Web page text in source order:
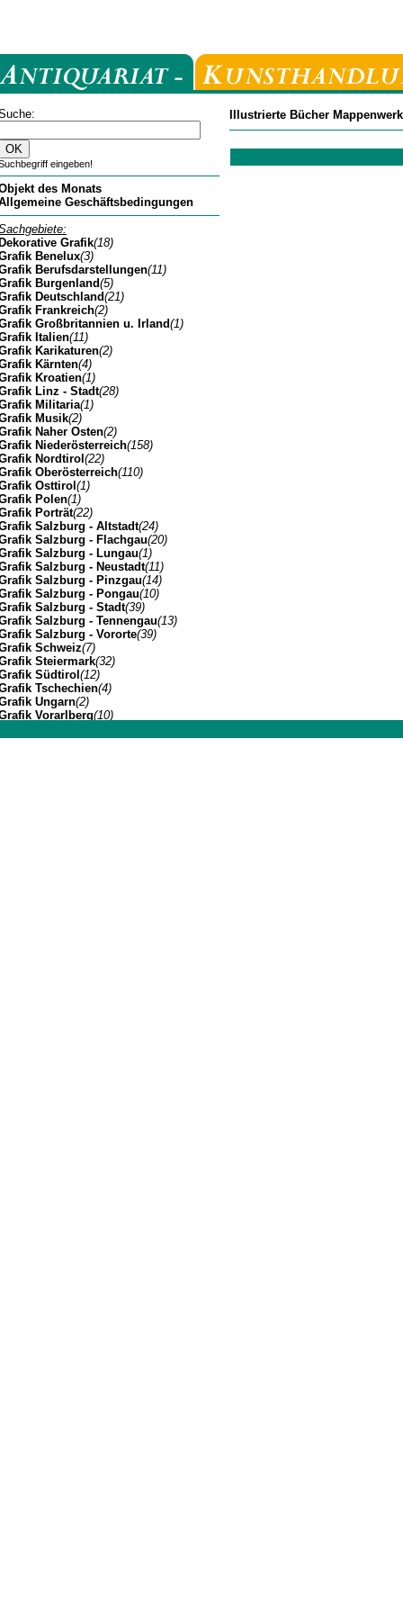
eingeben!
des Monats
Geschäftsbedingungen
Grafik(18)
Benelux(3)
Berufsdarstellungen(11)
Burgenland(5)
Deutschland(21)
Frankreich(2)
Großbritannien u. Irland(1)
Italien(11)
Karikaturen(2)
Kärnten(4)
Kroatien(1)
Linz - Stadt(28)
Militaria(1)
Musik(2)
Naher Osten(2)
Niederösterreich(158)
Nordtirol (22)
Oberösterreich(110)
Osttirol (1)
Polen(1)
Porträt(22)
Salzburg - Altstadt(24)
Salzburg - Flachgau(20)
Salzburg - Lungau(1)
Salzburg - Neustadt(11)
Salzburg - Pinzgau(14)
Salzburg - Pongau(10)
Salzburg - Stadt(39)
Salzburg - Tennengau(13)
Salzburg - Vororte(39)
Schweiz(7)
Steiermark(32)
Südtirol (12)
Tschechien(4)
Ungarn(2)
Vorarlberg(10)
Wien I(3)
Illustrierte Bücher